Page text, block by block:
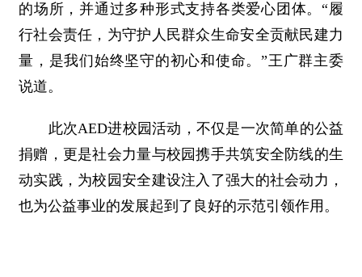
的场所，并通过多种形式支持各类爱心团体。“履
行社会责任，为守护人民群众生命安全贡献民建力
量，是我们始终坚守的初心和使命。”王广群主委
说道。
此次AED进校园活动，不仅是一次简单的公益
捐赠，更是社会力量与校园携手共筑安全防线的生
动实践，为校园安全建设注入了强大的社会动力，
也为公益事业的发展起到了良好的示范引领作用。